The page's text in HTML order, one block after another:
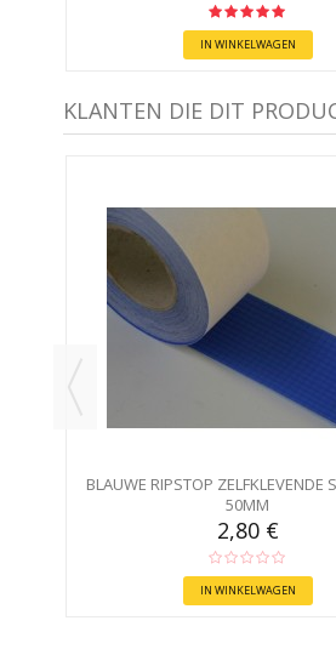
IN WINKELWAGEN
KLANTEN DIE DIT
BLAUWE RIPSTOP ZELFKLEVENDE
50MM
2,80 €
IN WINKELWAGEN